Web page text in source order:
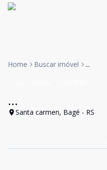
Home Buscar imóvel ...
...
Santa carmen, Bagé - RS